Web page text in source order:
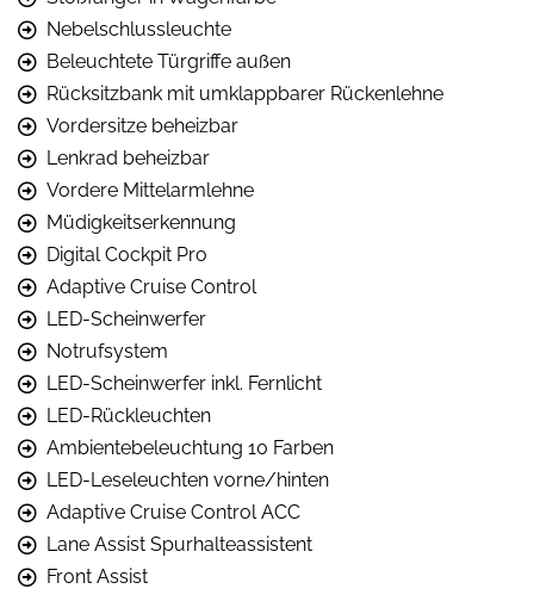
Nebelschlussleuchte
Beleuchtete Türgriffe außen
Rücksitzbank mit umklappbarer Rückenlehne
Vordersitze beheizbar
Lenkrad beheizbar
Vordere Mittelarmlehne
Müdigkeitserkennung
Digital Cockpit Pro
Adaptive Cruise Control
LED-Scheinwerfer
Notrufsystem
LED-Scheinwerfer inkl. Fernlicht
LED-Rückleuchten
Ambientebeleuchtung 10 Farben
LED-Leseleuchten vorne/hinten
Adaptive Cruise Control ACC
Lane Assist Spurhalteassistent
Front Assist